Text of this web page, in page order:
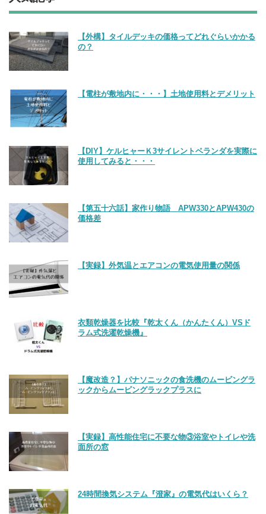
【外構】タイルデッキの価格ってどれぐらいかかる
の？
【電柱が敷地内に・・・】土地使用料とデメリット
【DIY】ケルヒャーＫ3サイレントベランダを実際に
使用してみると・・・
【第五十六話】家作り物語 APW330とAPW430の
価格差
【実録】外気温とエアコンの電気使用量の関係
衣類乾燥器を比較『乾太くん（かんたくん）VSド
ラム式洗濯乾燥機』
【魔改造？】パナソニックの食洗機のムービングラ
ックからムービングラックプラスに
【実録】高性能住宅に不要な物③浴室やトイレや洗
面所の窓
24時間換気システム『澄家』の電気代はいくら？